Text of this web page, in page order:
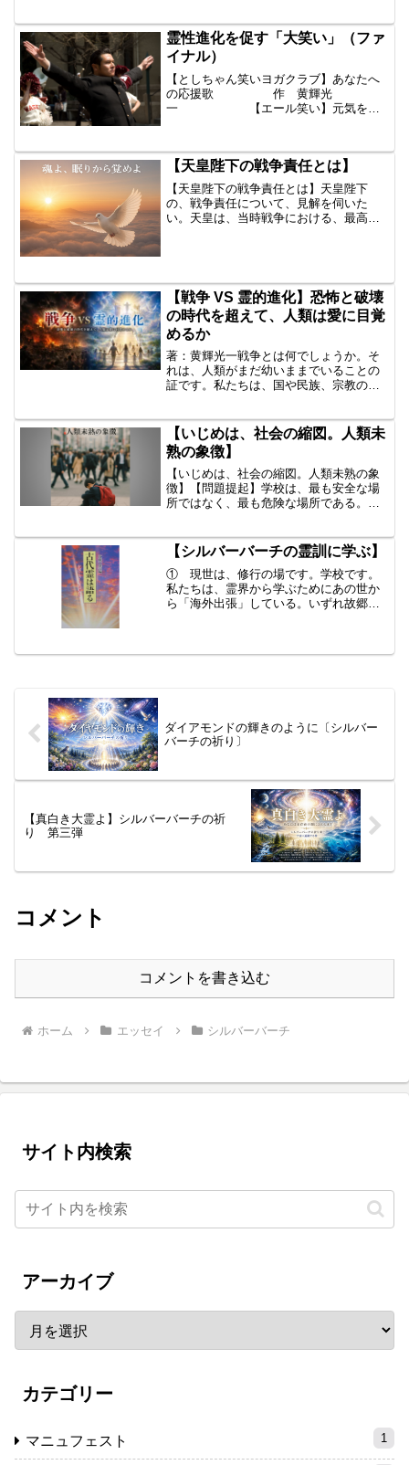
の理由は、神が、神を認識しうる高度な
る意識体、すなわち、神の...
霊性進化を促す「大笑い」（ファ
イナル）
【としちゃん笑いヨガクラブ】あなたへ
の応援歌 作 黄輝光
一 【エール笑い】元気を蘇
ー フレー あなた！ 第一章 【最高の
自分】① いつも上機嫌、朝から...
【天皇陛下の戦争責任とは】
【天皇陛下の戦争責任とは】天皇陛下
の、戦争責任について、見解を伺いた
い。天皇は、当時戦争における、最高責
【戦争 VS 霊的進化】恐怖と破壊
の時代を超えて、人類は愛に目覚
めるか
著：黄輝光一戦争とは何でしょうか。そ
れは、人類がまだ幼いままでいることの
証です。私たちは、国や民族、宗教のち
ます。でも本当は、そんな線はありませ
ん。同じ地球に生まれた仲間...
【いじめは、社会の縮図。人類未
熟の象徴】
【いじめは、社会の縮図。人類未熟の象
徴】【問題提起】学校は、最も安全な場
所ではなく、最も危険な場所である。小
は、国民をいじめる。社長は、部長をい
じめる、部長は、課長をいじ...
【シルバーバーチの霊訓に学ぶ】
① 現世は、修行の場です。学校です。
私たちは、霊界から学ぶためにあの世か
ら「海外出張」している。いずれ故郷す
ダイアモンドの輝きのように〔シルバー
バーチの祈り〕
【真白き大霊よ】シルバーバーチの祈
り 第三弾
コメント
コメントを書き込む
ホーム エッセイ シルバーバーチ
サイト内検索
アーカイブ
カテゴリー
マニュフェスト 1